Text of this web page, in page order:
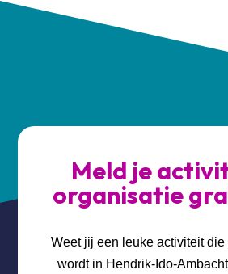
Meld je
organisatie
Weet jij een leuke activiteit die
wordt in Hendrik-Ido-